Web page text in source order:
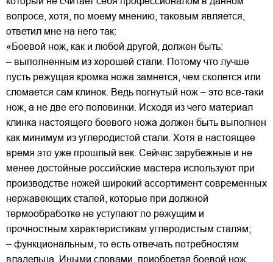
вопросе, хотя, по моему мнению, таковым является,
ответил мне на него так:
«Боевой нож, как и любой другой, должен быть:
– выполненным из хорошей стали. Потому что лучше
пусть режущая кромка ножа замнется, чем сколется или
сломается сам клинок. Ведь погнутый нож – это все-таки
нож, а не две его половинки. Исходя из чего материал
клинка настоящего боевого ножа должен быть выполнен
как минимум из углеродистой стали. Хотя в настоящее
время это уже прошлый век. Сейчас зарубежные и не
менее достойные российские мастера используют при
производстве ножей широкий ассортимент современных
нержавеющих сталей, которые при должной
термообработке не уступают по режущим и
прочностным характеристикам углеродистым сталям;
– функциональным, то есть отвечать потребностям
владельца. Иными словами, приобретая боевой нож,